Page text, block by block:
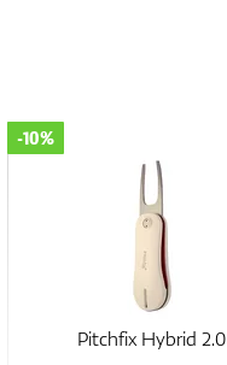
Pitchfix Hybrid 2.0
-10%